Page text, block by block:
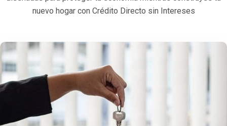
nuevo hogar con Crédito Directo sin Intereses